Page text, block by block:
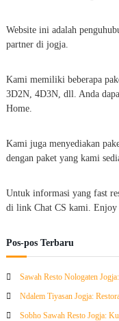
Website ini adalah
partner di jogja.
Kami memiliki beberapa
3D2N, 4D3N, dll. Anda
Home.
Kami juga menyediakan
dengan paket yang kami
Untuk informasi yang fast
di link Chat CS kami.
Pos-pos Terbaru
Sawah Resto Nologaten
Ndalem Tiyasan Jogja:
Sobho Sawah Resto Jogja: